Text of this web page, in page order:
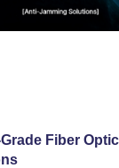
Fiber Optic